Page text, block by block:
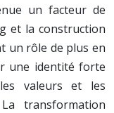
un facteur de
et la construction
un rôle de plus en
une identité forte
valeurs et les
transformation